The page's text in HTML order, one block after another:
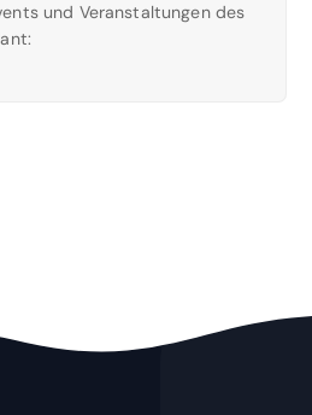
und Veranstaltungen des